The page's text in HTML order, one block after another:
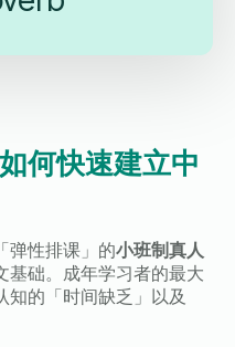
何快速建立中
弹性排课」的小班制真人
基础。成年学习者的最大
知的「时间缺乏」以及